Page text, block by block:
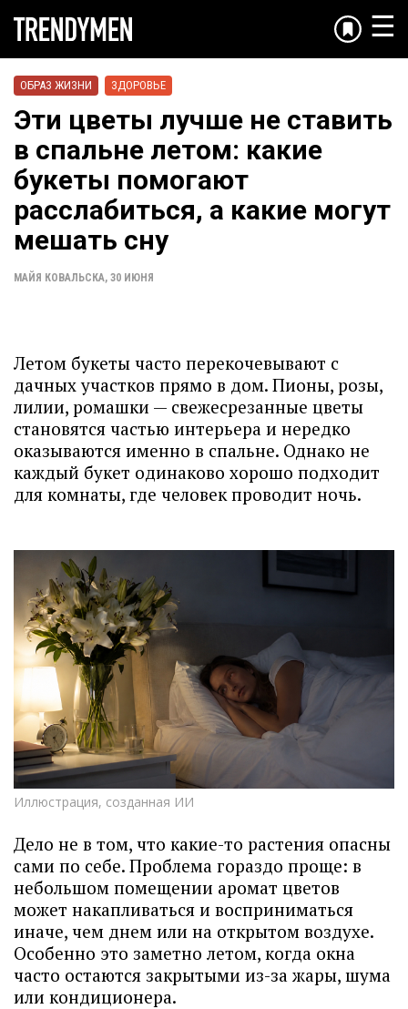
☰
ОБРАЗ ЖИЗНИ ЗДОРОВЬЕ
Эти цветы лучше не ставить
в спальне летом: какие
букеты помогают
расслабиться, а какие могут
мешать сну
МАЙЯ КОВАЛЬСКА, 30 ИЮНЯ
Летом букеты часто перекочевывают с
дачных участков прямо в дом. Пионы, розы,
лилии, ромашки — свежесрезанные цветы
становятся частью интерьера и нередко
оказываются именно в спальне. Однако не
каждый букет одинаково хорошо подходит
для комнаты, где человек проводит ночь.
Иллюстрация, созданная ИИ
Дело не в том, что какие-то растения опасны
сами по себе. Проблема гораздо проще: в
небольшом помещении аромат цветов
может накапливаться и восприниматься
иначе, чем днем или на открытом воздухе.
Особенно это заметно летом, когда окна
часто остаются закрытыми из-за жары, шума
или кондиционера.